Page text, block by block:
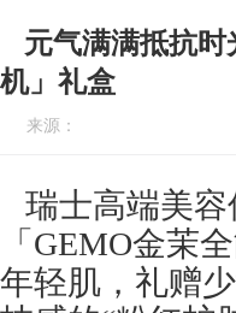
元气满满抵抗
机」礼盒
来源：
瑞士高端美容
「GEMO金茉
年轻肌，礼赠